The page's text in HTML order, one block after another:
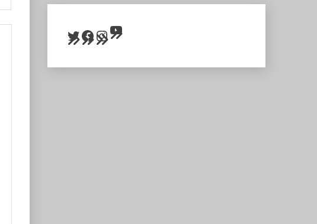
Twitter Facebook InstagramYouTube